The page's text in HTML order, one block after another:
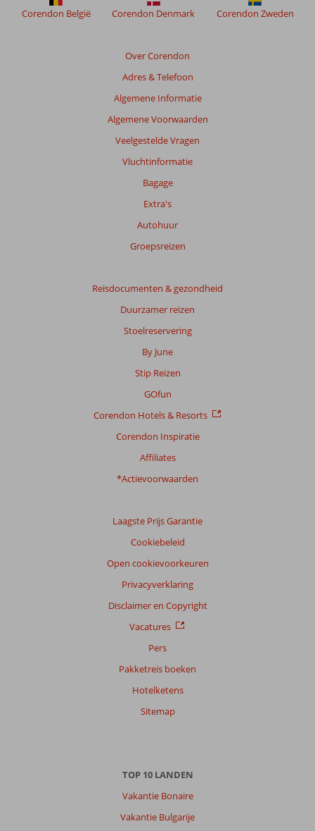
Over Corendon
Adres & Telefoon
Algemene Informatie
Algemene Voorwaarden
Veelgestelde Vragen
Vluchtinformatie
Bagage
Extra's
Autohuur
Groepsreizen
Reisdocumenten & gezondheid
Duurzamer reizen
Stoelreservering
By June
Stip Reizen
GOfun
Corendon Hotels & Resorts
Corendon Inspiratie
Affiliates
*Actievoorwaarden
Laagste Prijs Garantie
Cookiebeleid
Open cookievoorkeuren
Privacyverklaring
Disclaimer en Copyright
Vacatures
Pers
Pakketreis boeken
Hotelketens
Sitemap
Corendon België Corendon Denmark Corendon Zweden
TOP 10 LANDEN
Vakantie Bonaire
Vakantie Bulgarije